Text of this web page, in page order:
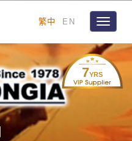
繁中 EN
Toggle
7YRS